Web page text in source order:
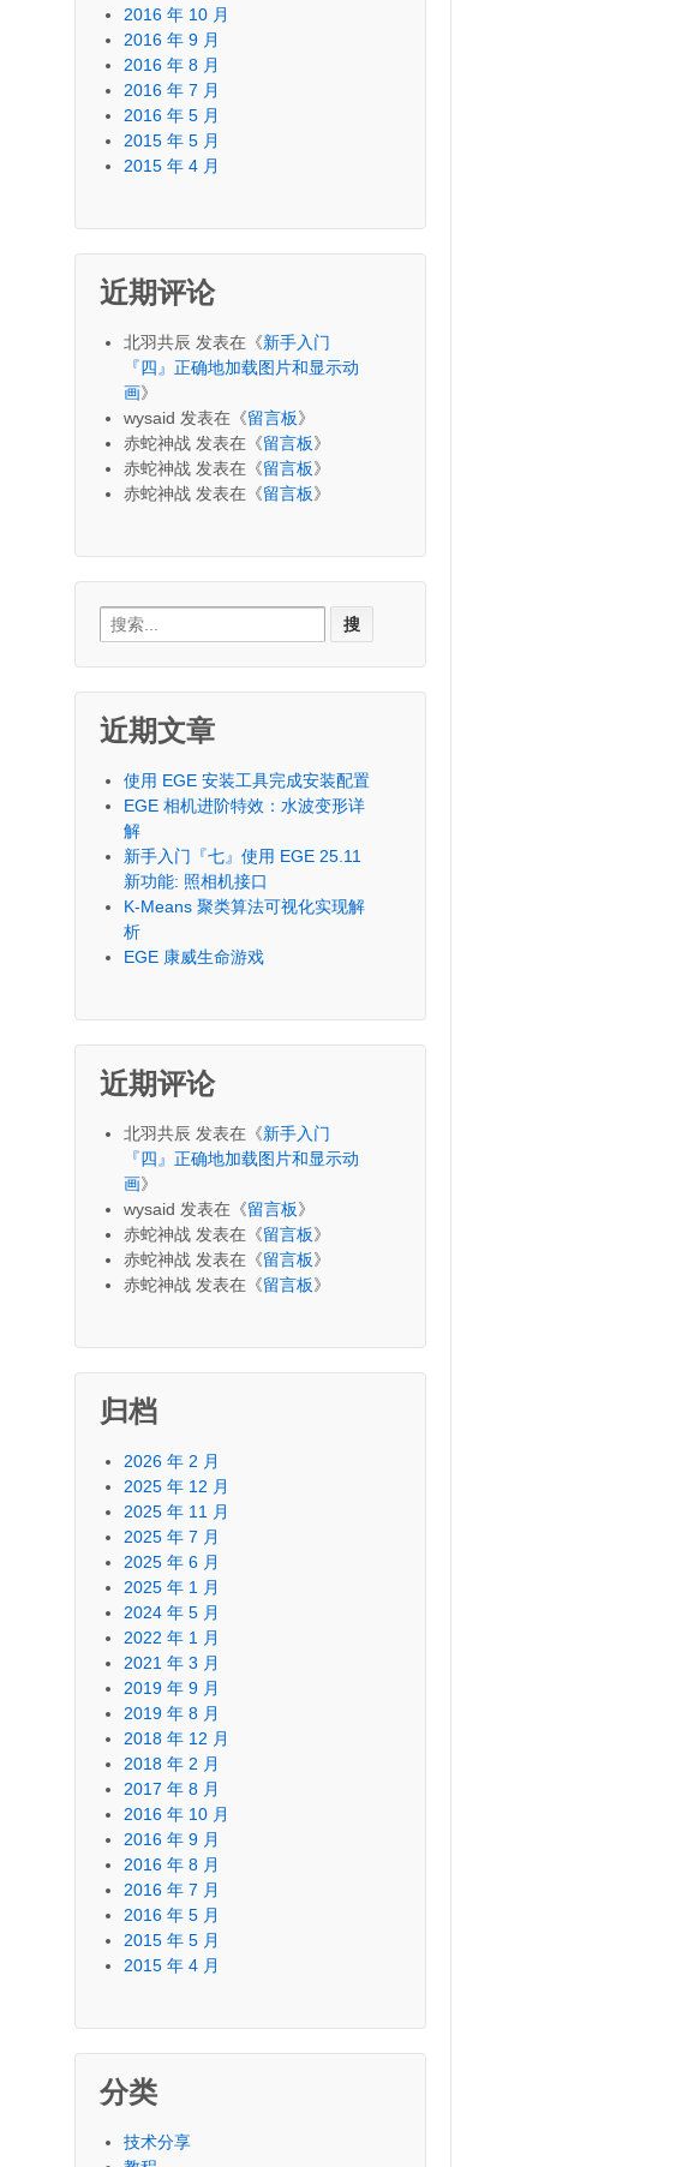
2016 年 10 月
2016 年 9 月
2016 年 8 月
2016 年 7 月
2016 年 5 月
2015 年 5 月
2015 年 4 月
近期评论
北羽共辰 发表在《新手入门
『四』正确地加载图片和显示动
画》
wysaid 发表在《留言板》
赤蛇神战 发表在《留言板》
赤蛇神战 发表在《留言板》
赤蛇神战 发表在《留言板》
Search
for:
近期文章
使用 EGE 安装工具完成安装配置
EGE 相机进阶特效：水波变形详
解
新手入门『七』使用 EGE 25.11
新功能: 照相机接口
K-Means 聚类算法可视化实现解
析
EGE 康威生命游戏
近期评论
北羽共辰 发表在《新手入门
『四』正确地加载图片和显示动
画》
wysaid 发表在《留言板》
赤蛇神战 发表在《留言板》
赤蛇神战 发表在《留言板》
赤蛇神战 发表在《留言板》
归档
2026 年 2 月
2025 年 12 月
2025 年 11 月
2025 年 7 月
2025 年 6 月
2025 年 1 月
2024 年 5 月
2022 年 1 月
2021 年 3 月
2019 年 9 月
2019 年 8 月
2018 年 12 月
2018 年 2 月
2017 年 8 月
2016 年 10 月
2016 年 9 月
2016 年 8 月
2016 年 7 月
2016 年 5 月
2015 年 5 月
2015 年 4 月
分类
技术分享